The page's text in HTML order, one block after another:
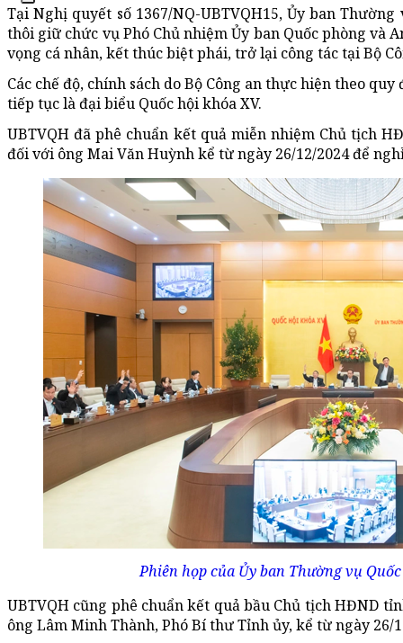
Tại Nghị quyết số 1367/NQ-UBTVQH15, Ủy ban
thôi giữ chức vụ Phó Chủ nhiệm Ủy ban Quốc phòng và
vọng cá nhân, kết thúc biệt phái, trở lại công tác tại Bộ
Các chế độ, chính sách do Bộ Công an thực hiện theo
tiếp tục là đại biểu Quốc hội khóa XV.
UBTVQH đã phê chuẩn kết quả miễn nhiệm Chủ tịch
đối với ông Mai Văn Huỳnh kể từ ngày 26/12/2024 để
Phiên họp của Ủy ban Thường vụ
UBTVQH cũng phê chuẩn kết quả bầu Chủ tịch HĐND
ông Lâm Minh Thành, Phó Bí thư Tỉnh ủy, kể từ ngày 26/